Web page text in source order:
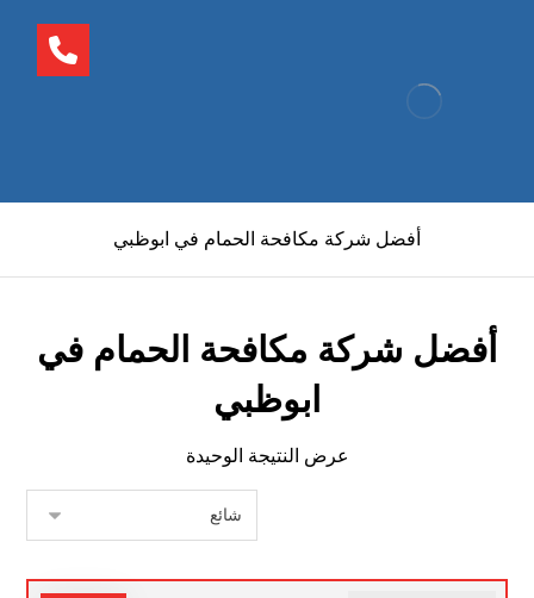
أفضل شركة مكافحة الحمام في ابوظبي
أفضل شركة مكافحة الحمام في
ابوظبي
عرض النتيجة الوحيدة